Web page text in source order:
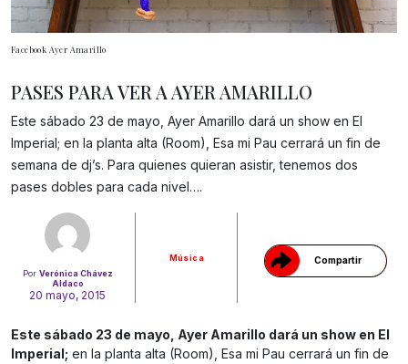
Facebook Ayer Amarillo
Por Verónica Chávez
Aldaco
20 mayo, 2015
Música Compartir
Gracias!
PASES PARA VER A AYER AMARILLO
Este sábado 23 de mayo, Ayer Amarillo dará un show en El
Imperial; en la planta alta (Room), Esa mi Pau cerrará un fin de
semana de dj’s. Para quienes quieran asistir, tenemos dos
pases dobles para cada nivel….
Este sábado 23 de mayo, Ayer Amarillo dará un show en El
Imperial; en la planta alta (Room), Esa mi Pau cerrará un fin de